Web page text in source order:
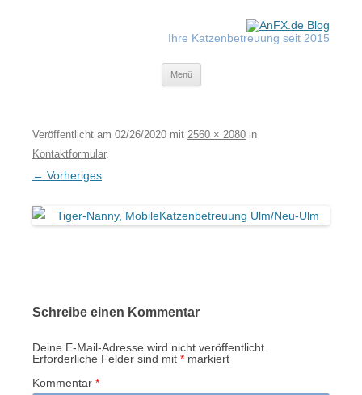
Ihre Katzenbetreuung seit 2015
Menü
Veröffentlicht am 02/26/2020 mit 2560 × 2080 in
Kontaktformular.
← Vorheriges
Schreibe einen Kommentar
Deine E-Mail-Adresse wird nicht veröffentlicht.
Erforderliche Felder sind mit * markiert
Kommentar *